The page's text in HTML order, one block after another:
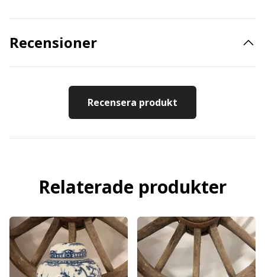
Recensioner
Recensera produkt
Relaterade produkter